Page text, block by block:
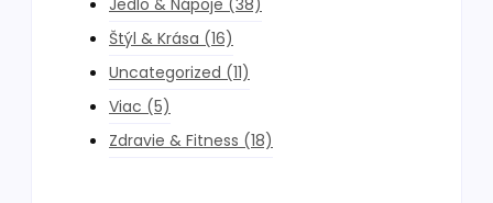
Štýl & Krása (16)
Uncategorized (11)
Viac (5)
Zdravie & Fitness (18)